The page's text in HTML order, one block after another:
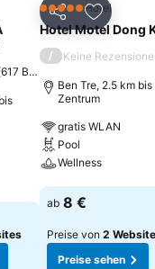
hinzufügen
617 Bewertungen
Teilen Zu
5 Sterne Hotel
Hotel Motel Dong
/ Keine
Ben Tre, 2.5 km bis
Zentrum
gratis WLAN
Pool
Wellness
Preise sehen
ab 8 €
Preise von 2
Preise sehen